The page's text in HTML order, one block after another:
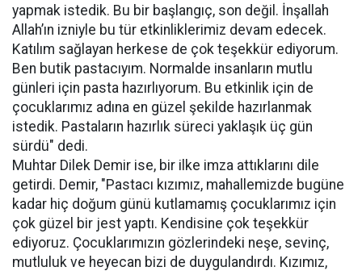
yapmak istedik. Bu bir başlangıç, son değil. İnşallah
Allah’ın izniyle bu tür etkinliklerimiz devam edecek.
Katılım sağlayan herkese de çok teşekkür ediyorum.
Ben butik pastacıyım. Normalde insanların mutlu
günleri için pasta hazırlıyorum. Bu etkinlik için de
çocuklarımız adına en güzel şekilde hazırlanmak
istedik. Pastaların hazırlık süreci yaklaşık üç gün
sürdü" dedi.
Muhtar Dilek Demir ise, bir ilke imza attıklarını dile
getirdi. Demir, "Pastacı kızımız, mahallemizde bugüne
kadar hiç doğum günü kutlamamış çocuklarımız için
çok güzel bir jest yaptı. Kendisine çok teşekkür
ediyoruz. Çocuklarımızın gözlerindeki neşe, sevinç,
mutluluk ve heyecan bizi de duygulandırdı. Kızımız,